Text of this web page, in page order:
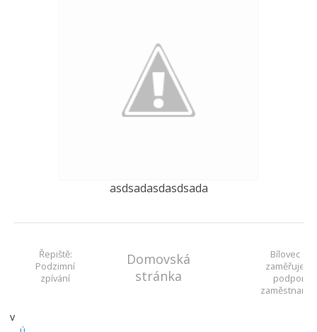
asdsadasdasdsada
v
Řepiště:
Podzimní
zpívání
Bílovec se
zaměřuje na
podporu
Domovská
stránka